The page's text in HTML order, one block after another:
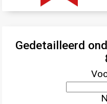
Gedetailleerd